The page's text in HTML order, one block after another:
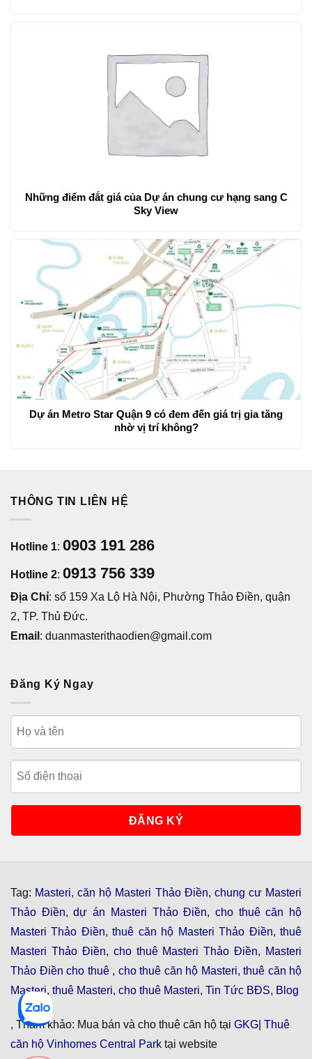
Những điểm đắt giá của Dự án chung cư hạng sang C
Sky View
Dự án Metro Star Quận 9 có đem đến giá trị gia tăng
nhờ vị trí không?
THÔNG TIN LIÊN HỆ
Hotline 1: 0903 191 286
Hotline 2: 0913 756 339
Địa Chỉ: số 159 Xa Lộ Hà Nội, Phường Thảo Điền, quận
2, TP. Thủ Đức.
Email : duanmasterithaodien@gmail.com
Đăng Ký Ngay
Tag: Masteri,căn hộ Masteri Thảo Điền, chung cư Masteri
Thảo Điền,dự án Masteri Thảo Điền, cho thuê căn hộ
Masteri Thảo Điền,thuê căn hộ Masteri Thảo Điền,thuê
Masteri Thảo Điền, cho thuê Masteri Thảo Điền, Masteri
Thảo Điền cho thuê , cho thuê căn hộ Masteri, thuê căn hộ
Masteri, thuê Masteri, cho thuê Masteri, Tin Tức BĐS, Blog
, Tham khảo: Mua bán và cho thuê căn hộ tại GKG Thuê
căn hộ Vinhomes Central Park tại website